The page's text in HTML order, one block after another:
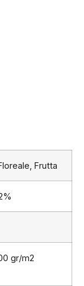
Frutta
gr/m2